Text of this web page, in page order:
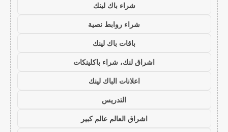
شراء باك لينك
شراء روابط نصية
باقات باك لينك
اشراق لنك، شراء باكلينكات
اعلانات الباك لينك
التدريس
اشراق العالم عالم كبير